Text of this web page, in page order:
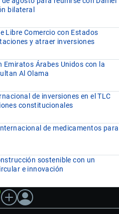
bilateral
Libre Comercio con Estados
y atraer inversiones
Árabes Unidos con la
Al Olama
de inversiones en el TLC
constitucionales
de medicamentos para
sostenible con un
e innovación